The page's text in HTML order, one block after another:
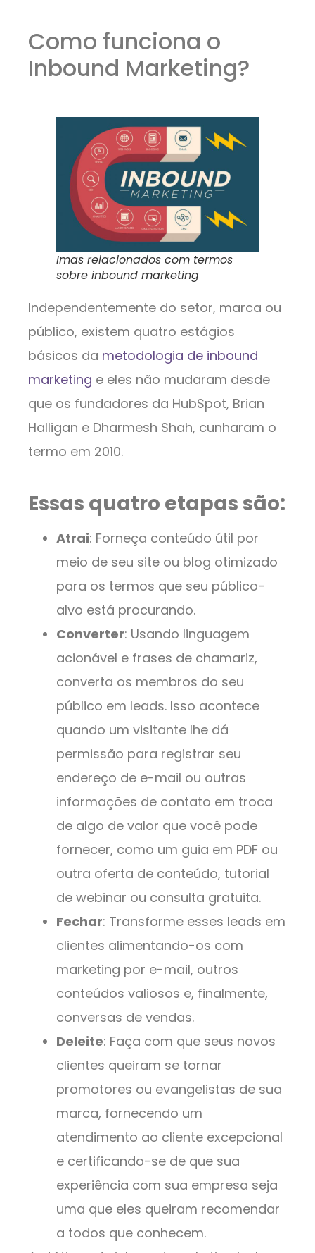
Como funciona o
Inbound Marketing?
Imas relacionados com termos
sobre inbound marketing
Independentemente do setor, marca ou
público, existem quatro estágios
básicos da metodologia de inbound
marketing e eles não mudaram desde
que os fundadores da HubSpot, Brian
Halligan e Dharmesh Shah, cunharam o
termo em 2010.
Essas quatro etapas são:
Atrai: Forneça conteúdo útil por
meio de seu site ou blog otimizado
para os termos que seu público-
alvo está procurando.
Converter: Usando linguagem
acionável e frases de chamariz,
converta os membros do seu
público em leads. Isso acontece
quando um visitante lhe dá
permissão para registrar seu
endereço de e-mail ou outras
informações de contato em troca
de algo de valor que você pode
fornecer, como um guia em PDF ou
outra oferta de conteúdo, tutorial
de webinar ou consulta gratuita.
Fechar: Transforme esses leads em
clientes alimentando-os com
marketing por e-mail, outros
conteúdos valiosos e, finalmente,
conversas de vendas.
Deleite: Faça com que seus novos
clientes queiram se tornar
promotores ou evangelistas de sua
marca, fornecendo um
atendimento ao cliente excepcional
e certificando-se de que sua
experiência com sua empresa seja
uma que eles queiram recomendar
a todos que conhecem.